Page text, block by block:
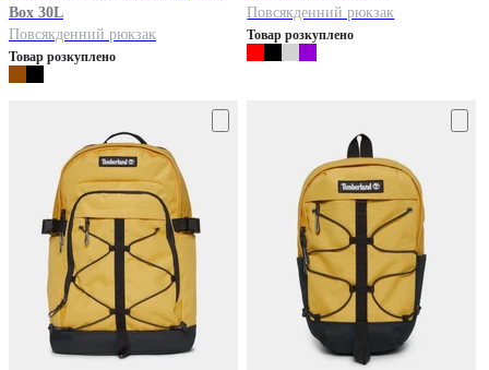
Box 30L
Повсякденний рюкзак
Товар розкуплено
Повсякденний рюкзак
Товар розкуплено